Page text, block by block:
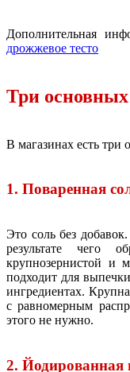
Дополнительная
дрожжевое тесто
Три
В магазинах есть три
1. Поваренная
Это соль без
результате чего
крупнозернистой и
подходит для
ингредиентах.
с равномерным
этого не нужно.
2. Йодированная